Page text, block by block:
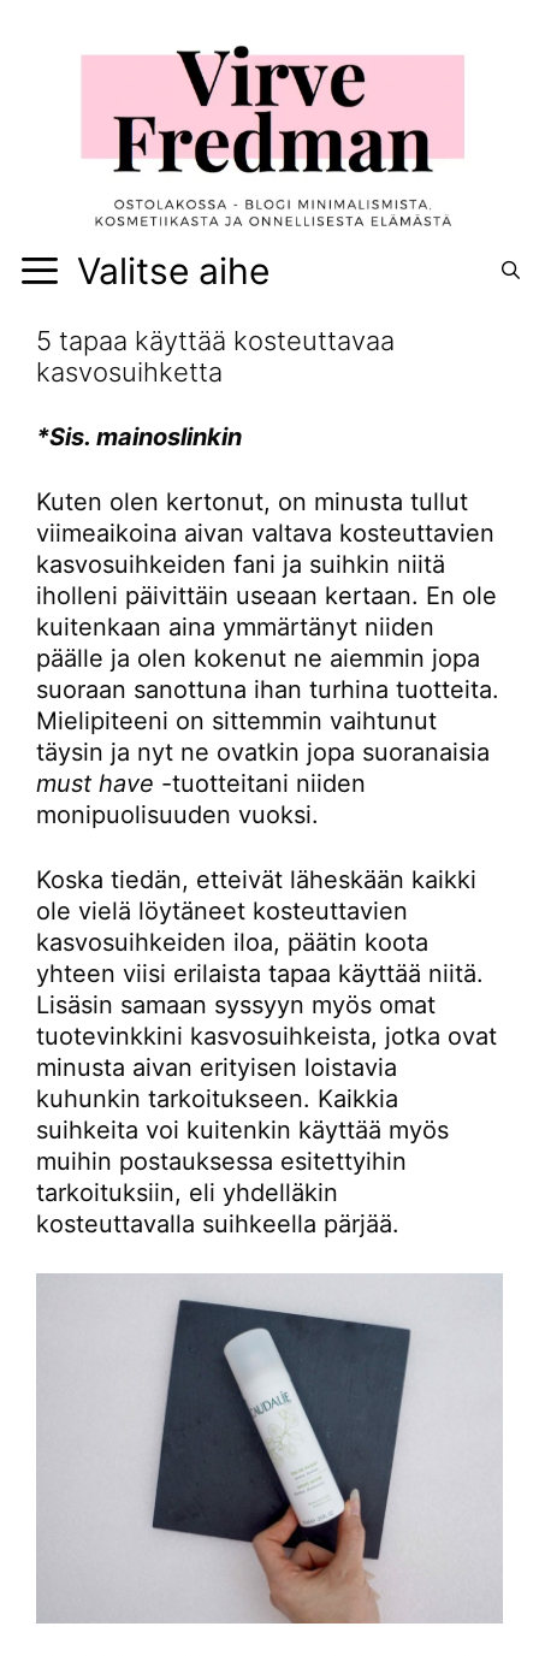
Valitse aihe
5 tapaa käyttää kosteuttavaa
kasvosuihketta
*Sis. mainoslinkin
Kuten olen kertonut, on minusta tullut
viimeaikoina aivan valtava kosteuttavien
kasvosuihkeiden fani ja suihkin niitä
iholleni päivittäin useaan kertaan. En ole
kuitenkaan aina ymmärtänyt niiden
päälle ja olen kokenut ne aiemmin jopa
suoraan sanottuna ihan turhina tuotteita.
Mielipiteeni on sittemmin vaihtunut
täysin ja nyt ne ovatkin jopa suoranaisia
must have -tuotteitani niiden
monipuolisuuden vuoksi.
Koska tiedän, etteivät läheskään kaikki
ole vielä löytäneet kosteuttavien
kasvosuihkeiden iloa, päätin koota
yhteen viisi erilaista tapaa käyttää niitä.
Lisäsin samaan syssyyn myös omat
tuotevinkkini kasvosuihkeista, jotka ovat
minusta aivan erityisen loistavia
kuhunkin tarkoitukseen. Kaikkia
suihkeita voi kuitenkin käyttää myös
muihin postauksessa esitettyihin
tarkoituksiin, eli yhdelläkin
kosteuttavalla suihkeella pärjää.